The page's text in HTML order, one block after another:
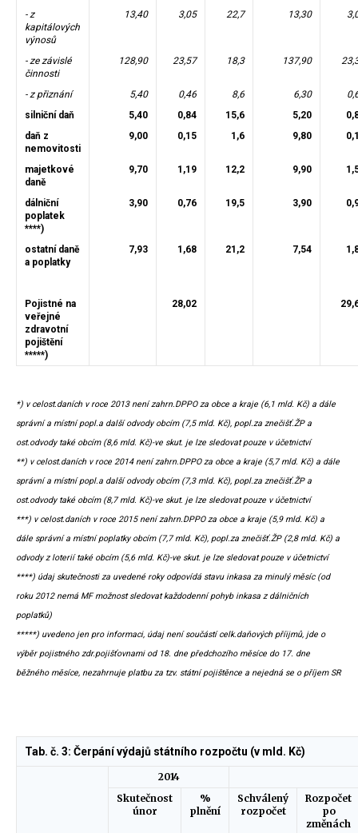
- z
kapitálových
výnosů
13,40 3,05 22,7 13,30
- ze závislé
činnosti
128,90 23,57 18,3 137,90
- z přiznání 5,40 0,46 8,6 6,30
silniční daň
5,40 0,84 15,6 5,20
daň z
nemovitosti
9,00 0,15 1,6 9,80
majetkové
daně
9,70 1,19 12,2 9,90
dálniční
poplatek
****)
3,90 0,76 19,5 3,90
ostatní daně
a poplatky
7,93 1,68 21,2 7,54
Pojistné na
veřejné
zdravotní
pojištění
*****)
28,02
*) v celost.daních v roce 2013 není zahrn.DPPO za obce a kraje (6,1 mld. Kč) a dále
správní a místní popl.a další odvody obcím (7,5 mld. Kč), popl.za znečišť.ŽP a
ost.odvody také obcím (8,6 mld. Kč)-ve skut. je lze sledovat pouze v účetnictví
**) v celost.daních v roce 2014 není zahrn.DPPO za obce a kraje (5,7 mld. Kč) a dále
správní a místní popl.a další odvody obcím (7,3 mld. Kč), popl.za znečišť.ŽP a
ost.odvody také obcím (8,7 mld. Kč)-ve skut. je lze sledovat pouze v účetnictví
***) v celost.daních v roce 2015 není zahrn.DPPO za obce a kraje (5,9 mld. Kč) a
dále správní a místní poplatky obcím (7,7 mld. Kč), popl.za znečišť.ŽP (2,8 mld. Kč) a
odvody z loterií také obcím (5,6 mld. Kč)-ve skut. je lze sledovat pouze v účetnictví
****) údaj skutečnosti za uvedené roky odpovídá stavu inkasa za minulý měsíc (od
roku 2012 nemá MF možnost sledovat každodenní pohyb inkasa z dálničních
poplatků)
*****) uvedeno jen pro informaci, údaj není součástí celk.daňových příijmů, jde o
výběr pojistného zdr.pojišťovnami od 18. dne předchozího měsíce do 17. dne
běžného měsíce, nezahrnuje platbu za tzv. státní pojištěnce a nejedná se o příjem SR
Tab. č. 3: Čerpání výdajů státního rozpočtu (v mld. Kč)
2014
Skutečnost
únor
%
plnění
Schválený
rozpočet
Rozpočet
po
změnách